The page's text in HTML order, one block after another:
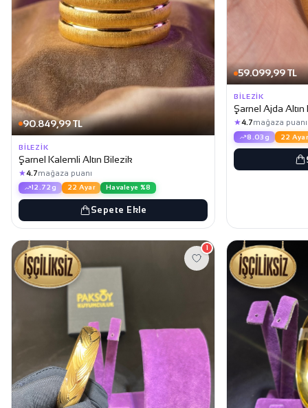
90.849,99 TL
BILEZIK
Şarnel Kalemli Altın Bilezik
★4.7mağaza puanı
12.72g 22 Ayar Havaleye %8
Sepete Ekle
59.099,99 TL
BILEZIK
Şarnel Ajda
★4.7mağaza puanı
8.03g 22 Ayar
1